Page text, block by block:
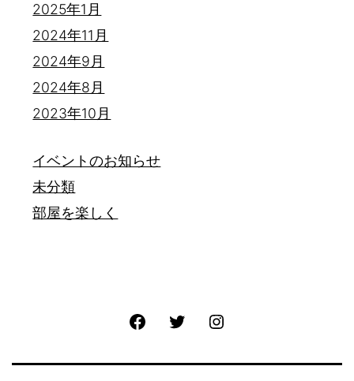
2025年1月
2024年11月
2024年9月
2024年8月
2023年10月
イベントのお知らせ
未分類
部屋を楽しく
FacebookTwitter